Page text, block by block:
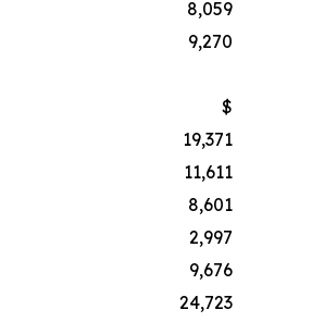
8,059
9,270
$
19,371
11,611
8,601
2,997
9,676
24,723